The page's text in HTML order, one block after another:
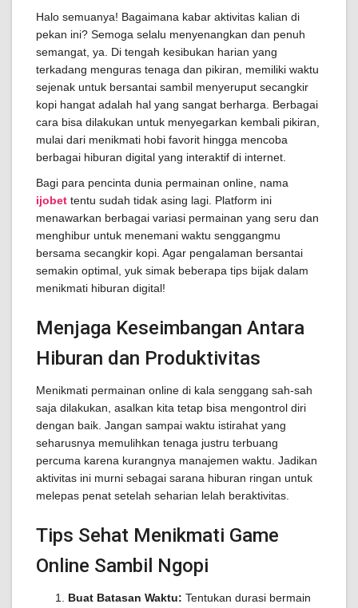
Halo semuanya! Bagaimana kabar aktivitas kalian di
pekan ini? Semoga selalu menyenangkan dan penuh
semangat, ya. Di tengah kesibukan harian yang
terkadang menguras tenaga dan pikiran, memiliki waktu
sejenak untuk bersantai sambil menyeruput secangkir
kopi hangat adalah hal yang sangat berharga. Berbagai
cara bisa dilakukan untuk menyegarkan kembali pikiran,
mulai dari menikmati hobi favorit hingga mencoba
berbagai hiburan digital yang interaktif di internet.
Bagi para pencinta dunia permainan online, nama
ijobet tentu sudah tidak asing lagi. Platform ini
menawarkan berbagai variasi permainan yang seru dan
menghibur untuk menemani waktu senggangmu
bersama secangkir kopi. Agar pengalaman bersantai
semakin optimal, yuk simak beberapa tips bijak dalam
menikmati hiburan digital!
Menjaga Keseimbangan Antara
Hiburan dan Produktivitas
Menikmati permainan online di kala senggang sah-sah
saja dilakukan, asalkan kita tetap bisa mengontrol diri
dengan baik. Jangan sampai waktu istirahat yang
seharusnya memulihkan tenaga justru terbuang
percuma karena kurangnya manajemen waktu. Jadikan
aktivitas ini murni sebagai sarana hiburan ringan untuk
melepas penat setelah seharian lelah beraktivitas.
Tips Sehat Menikmati Game
Online Sambil Ngopi
Buat Batasan Waktu: Tentukan durasi bermain